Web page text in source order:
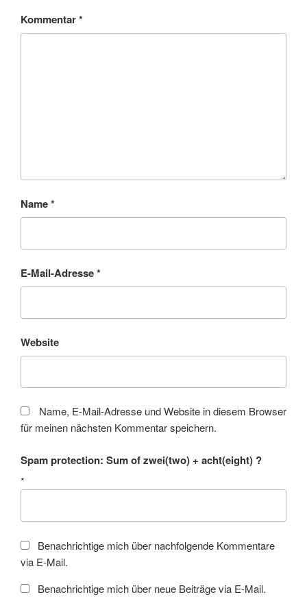
Kommentar*
Name*
E-Mail-Adresse*
Website
Name, E-Mail-Adresse und Website in diesem Browser
für meinen nächsten Kommentar speichern.
Spam protection: Sum of zwei(two) + acht(eight) ?
*
Benachrichtige mich über nachfolgende Kommentare
via E-Mail.
Benachrichtige mich über neue Beiträge via E-Mail.